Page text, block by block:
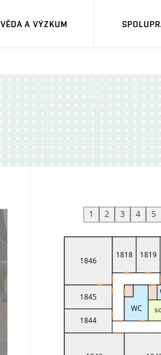
VĚDA A VÝZKUM
1 2 3 4 5